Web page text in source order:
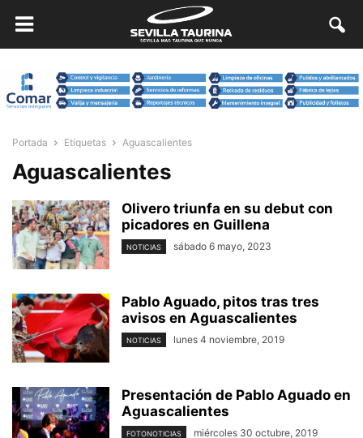
Portada Etiquetas Aguascalientes
Aguascalientes
Olivero triunfa en su debut con
picadores en Guillena
NOTICIAS sábado 6 mayo, 2023
Pablo Aguado, pitos tras tres
avisos en Aguascalientes
NOTICIAS lunes 4 noviembre, 2019
Presentación de Pablo Aguado en
Aguascalientes
FOTONOTICIAS miércoles 30 octubre, 2019